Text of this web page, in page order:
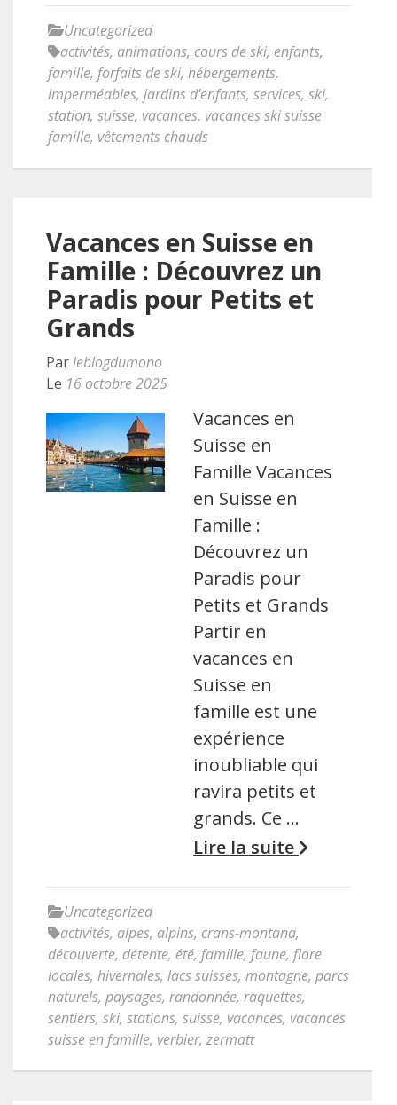
Uncategorized
activités, animations, cours de ski, enfants,
famille, forfaits de ski, hébergements,
imperméables, jardins d'enfants, services, ski,
station, suisse, vacances, vacances ski suisse
famille, vêtements chauds
Vacances en Suisse en
Famille : Découvrez un
Paradis pour Petits et
Grands
Parleblogdumono
Le 16 octobre 2025
Vacances en
Suisse en
Famille Vacances
en Suisse en
Famille :
Découvrez un
Paradis pour
Petits et Grands
Partir en
vacances en
Suisse en
famille est une
expérience
inoubliable qui
ravira petits et
grands. Ce …
Lire la suite
Uncategorized
activités, alpes, alpins, crans-montana,
découverte, détente, été, famille, faune, flore
locales, hivernales, lacs suisses, montagne, parcs
naturels, paysages, randonnée, raquettes,
sentiers, ski, stations, suisse, vacances, vacances
suisse en famille, verbier, zermatt